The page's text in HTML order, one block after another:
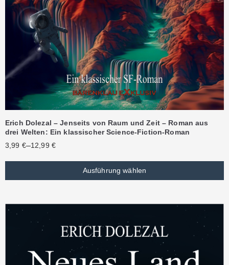
Erich Dolezal – Jenseits von Raum und Zeit – Roman aus
drei Welten: Ein klassischer Science-Fiction-Roman
3,99 €–12,99 €
Ausführung wählen